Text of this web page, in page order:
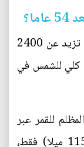
عندما يتحرك الظل المركزي للقمر بسرعة تزيد عن 2400
كلي للشمس في
للقمر عبر
وجه الأرض) ضيقا، بعرض 185 كم (115 ميلا) فقط،